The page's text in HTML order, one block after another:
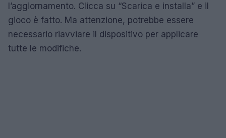
l’aggiornamento. Clicca su “Scarica e installa” e il
gioco è fatto. Ma attenzione, potrebbe essere
necessario riavviare il dispositivo per applicare
tutte le modifiche.